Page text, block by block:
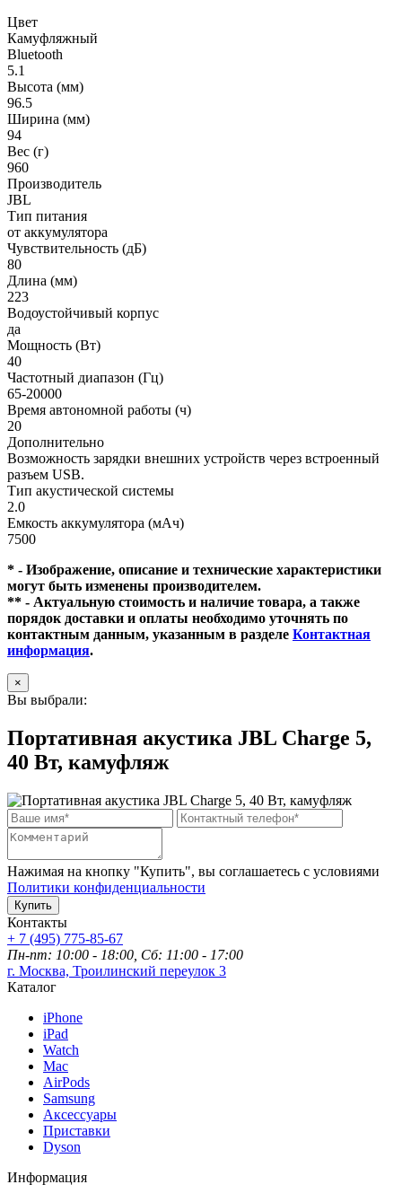
Цвет
Камуфляжный
Bluetooth
5.1
Высота (мм)
96.5
Ширина (мм)
94
Вес (г)
960
Производитель
JBL
Тип питания
от аккумулятора
Чувствительность (дБ)
80
Длина (мм)
223
Водоустойчивый корпус
да
Мощность (Вт)
40
Частотный диапазон (Гц)
65-20000
Время автономной работы (ч)
20
Дополнительно
Возможность зарядки внешних устройств через встроенный
разъем USB.
Тип акустической системы
2.0
Емкость аккумулятора (мАч)
7500
* - Изображение, описание и технические характеристики
могут быть изменены производителем.
** - Актуальную стоимость и наличие товара, а также
порядок доставки и оплаты необходимо уточнять по
контактным данным, указанным в разделе Контактная
информация.
×
Вы выбрали:
Портативная акустика JBL Charge 5,
40 Вт, камуфляж
Нажимая на кнопку "Купить", вы соглашаетесь с условиями
Политики конфиденциальности
Купить
Контакты
+ 7 (495) 775-85-67
Пн-пт: 10:00 - 18:00, Сб: 11:00 - 17:00
г. Москва, Троилинский переулок 3
Каталог
iPhone
iPad
Watch
Mac
AirPods
Samsung
Аксессуары
Приставки
Dyson
Информация